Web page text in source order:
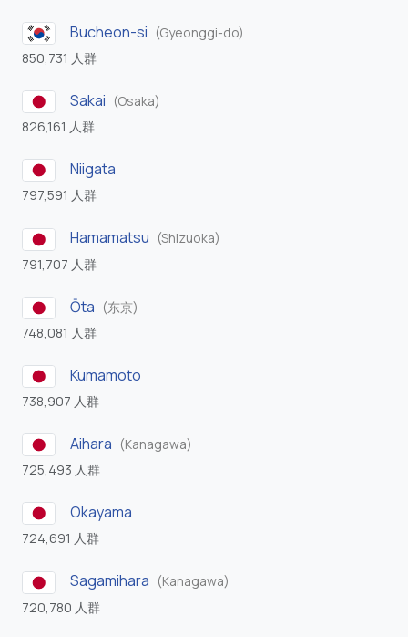
Bucheon-si (Gyeonggi-do)
850,731 人群
Sakai (Osaka)
826,161 人群
Niigata
797,591 人群
Hamamatsu (Shizuoka)
791,707 人群
Ōta (东京)
748,081 人群
Kumamoto
738,907 人群
Aihara (Kanagawa)
725,493 人群
Okayama
724,691 人群
Sagamihara (Kanagawa)
720,780 人群